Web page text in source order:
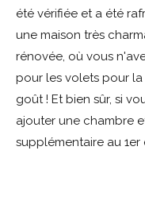
été vérifiée et a été
une maison très
rénovée, où vous
pour les volets pour
goût ! Et bien sûr, si
ajouter une chambre
supplémentaire au 1er